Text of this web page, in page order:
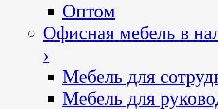
Оптом
Офисная мебель в
›
Мебель для
Мебель для